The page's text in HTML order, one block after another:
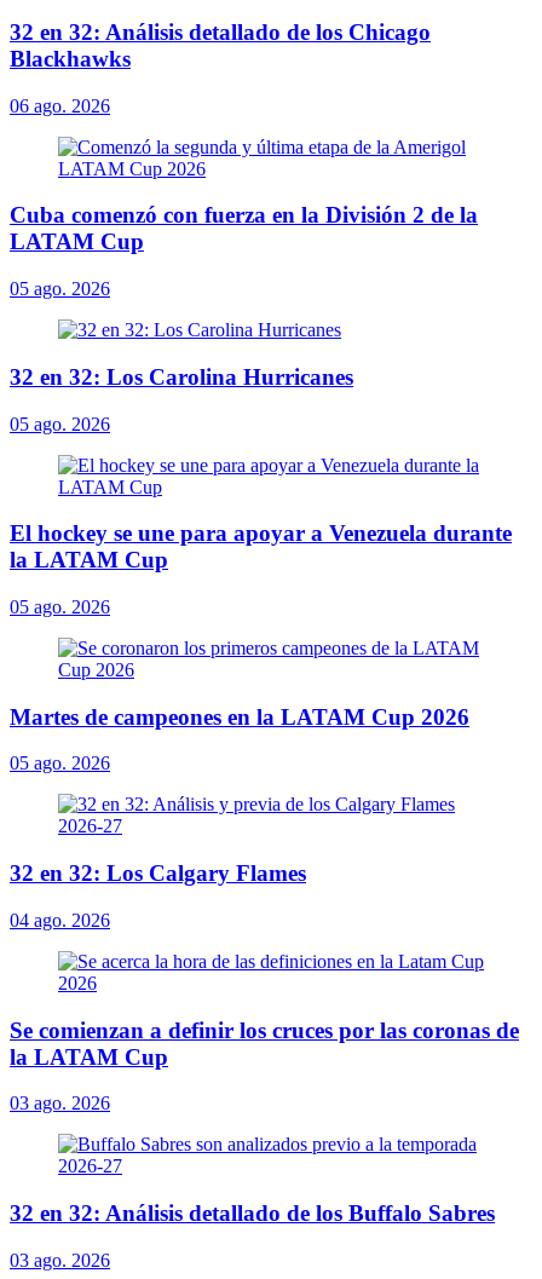
32 en 32: Análisis detallado de los Chicago
Blackhawks
06 ago. 2026
Cuba comenzó con fuerza en la División 2 de la
LATAM Cup
05 ago. 2026
32 en 32: Los Carolina Hurricanes
05 ago. 2026
El hockey se une para apoyar a Venezuela durante
la LATAM Cup
05 ago. 2026
Martes de campeones en la LATAM Cup 2026
05 ago. 2026
32 en 32: Los Calgary Flames
04 ago. 2026
Se comienzan a definir los cruces por las coronas de
la LATAM Cup
03 ago. 2026
32 en 32: Análisis detallado de los Buffalo Sabres
03 ago. 2026